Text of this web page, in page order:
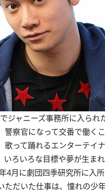
ャニーズ事務所に入られ
察官になって交番で働く
歌って踊れるエンターテイ
いろいろな目標や夢が生まれ
月に劇団四季研究所に入所
だいた仕事は、憧れの少